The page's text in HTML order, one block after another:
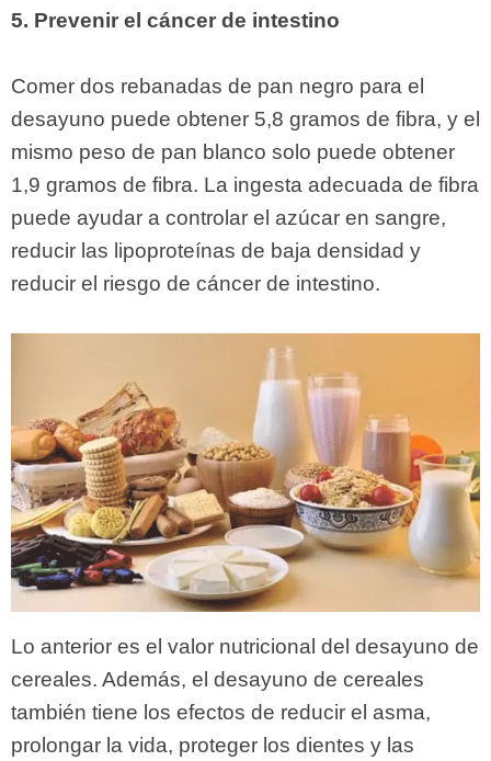
5. Prevenir el cáncer de intestino
Comer dos rebanadas de pan negro para el
desayuno puede obtener 5,8 gramos de fibra, y el
mismo peso de pan blanco solo puede obtener
1,9 gramos de fibra. La ingesta adecuada de fibra
puede ayudar a controlar el azúcar en sangre,
reducir las lipoproteínas de baja densidad y
reducir el riesgo de cáncer de intestino.
Lo anterior es el valor nutricional del desayuno de
cereales. Además, el desayuno de cereales
también tiene los efectos de reducir el asma,
prolongar la vida, proteger los dientes y las